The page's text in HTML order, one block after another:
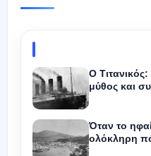
Ο
μύθος και
Όταν το
ολόκληρη